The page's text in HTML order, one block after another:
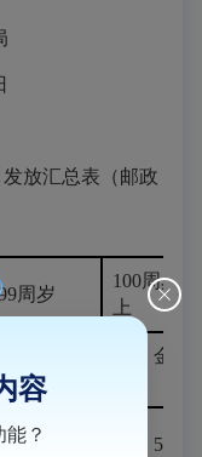
放汇总表（邮政
周岁
100周岁以
上
（元）
金额
22400 500
容
？